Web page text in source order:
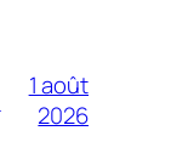
1 août
2026